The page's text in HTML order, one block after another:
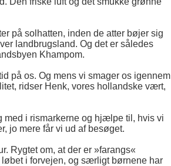
på solhatten, inden de atter bøjer sig
landbrugsland. Og det er således
Khampom.
på os. Og mens vi smager os igennem
ridser Henk, vores hollandske vært,
i rismarkerne og hjælpe til, hvis vi
jo mere får vi ud af besøget.
Rygtet om, at der er »farangs«
i forvejen, og særligt børnene har